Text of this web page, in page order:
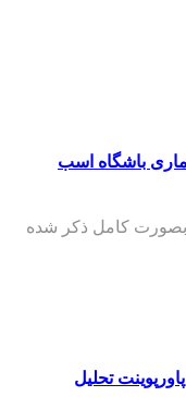
باشگاه اسب
کامل ذکر شده
تحلیل